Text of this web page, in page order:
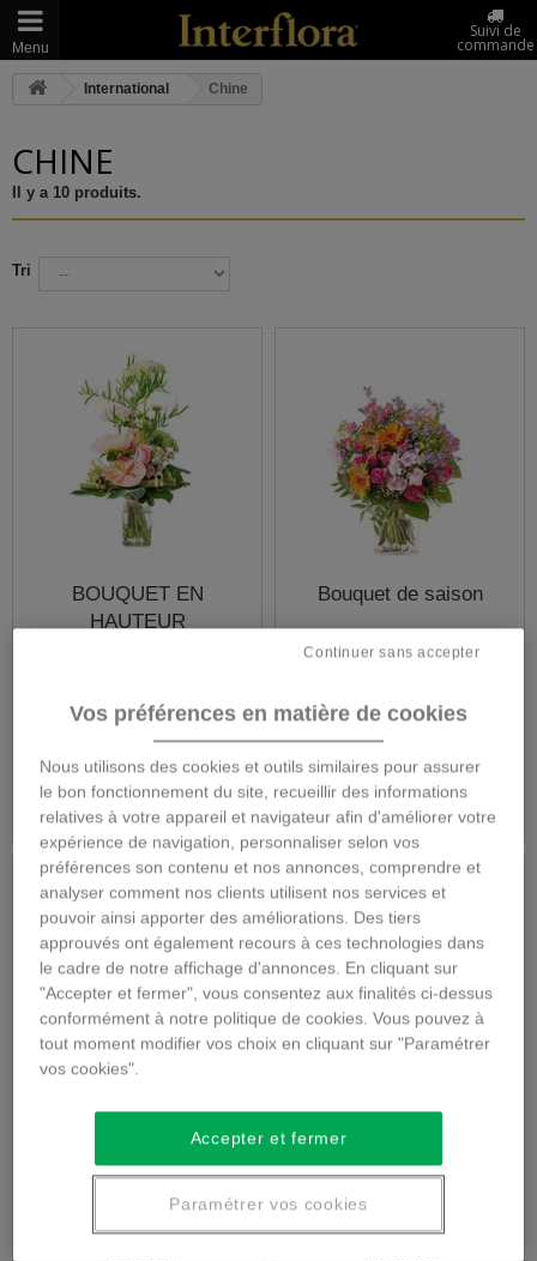
Menu
Suivi de
commande
International Chine
CHINE
Il y a 10 produits.
Tri
BOUQUET EN
HAUTEUR
65,00 €
Détails
Bouquet de saison
65,00 €
Détails
fleurs en hauteur
fleurs piquées
Vos préférences en matière de cookies
Nous utilisons des cookies et outils similaires pour assurer
le bon fonctionnement du site, recueillir des informations
relatives à votre appareil et navigateur afin d'améliorer votre
expérience de navigation, personnaliser selon vos
préférences son contenu et nos annonces, comprendre et
analyser comment nos clients utilisent nos services et
pouvoir ainsi apporter des améliorations. Des tiers
approuvés ont également recours à ces technologies dans
le cadre de notre affichage d'annonces. En cliquant sur
"Accepter et fermer", vous consentez aux finalités ci-dessus
conformément à notre politique de cookies. Vous pouvez à
tout moment modifier vos choix en cliquant sur "Paramétrer
vos cookies".
Continuer sans accepter
Accepter et fermer
Paramétrer vos cookies